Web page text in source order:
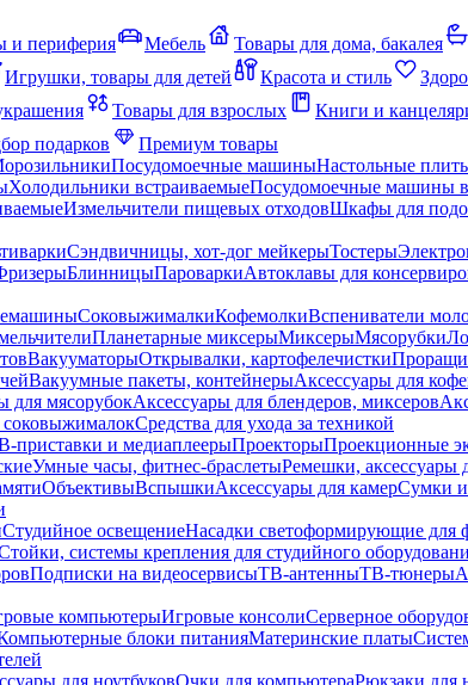
и периферия Мебель Товары для дома, бакалея
Игрушки, товары для детей Красота и стиль
Товары для взрослых Книги и
подарков
Премиум товары
Посудомоечные машиныНастольные
Холодильники встраиваемыеПосудомоечные машины
Измельчители пищевых отходовШкафы для
Сэндвичницы, хот-дог мейкерыТостеры
БлинницыПароваркиАвтоклавы для
СоковыжималкиКофемолкиВспениватели
Планетарные миксерыМиксерыМясорубки
ВакууматорыОткрывалки, картофелечистки
Вакуумные пакеты, контейнерыАксессуары для
для мясорубокАксессуары для блендеров, миксеров
соковыжималокСредства для ухода за техникой
приставки и медиаплеерыПроекторыПроекционные
Умные часы, фитнес-браслетыРемешки, аксессуары
ОбъективыВспышкиАксессуары для камерСумки и
Студийное освещениеНасадки светоформирующие для
системы крепления для студийного
Подписки на видеосервисыТВ-антенныТВ-тюнеры
компьютерыИгровые консолиСерверное
блоки питанияМатеринские платы
для ноутбуковОчки для компьютераРюкзаки для